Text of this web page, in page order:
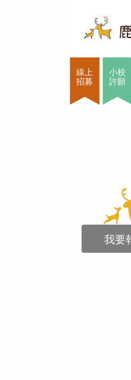
古藝傳城
小校
許願